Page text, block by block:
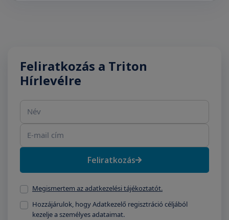
Feliratkozás a Triton
Hírlevélre
Feliratkozás
Megismertem az adatkezelési tájékoztatót.
Hozzájárulok, hogy Adatkezelő regisztráció céljából
kezelje a személyes adataimat.